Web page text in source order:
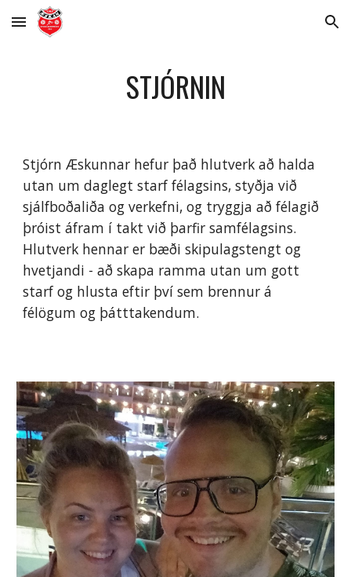
Skip to main content Skip to navigation
STJÓRNIN
Stjórn Æskunnar hefur það hlutverk að halda
utan um daglegt starf félagsins, styðja við
sjálfboðaliða og verkefni, og tryggja að félagið
þróist áfram í takt við þarfir samfélagsins.
Hlutverk hennar er bæði skipulagstengt og
hvetjandi - að skapa ramma utan um gott
starf og hlusta eftir því sem brennur á
félögum og þátttakendum.